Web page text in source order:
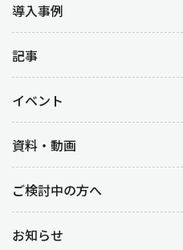
導入事例
記事
イベント
資料・動画
ご検討中の方へ
お知らせ